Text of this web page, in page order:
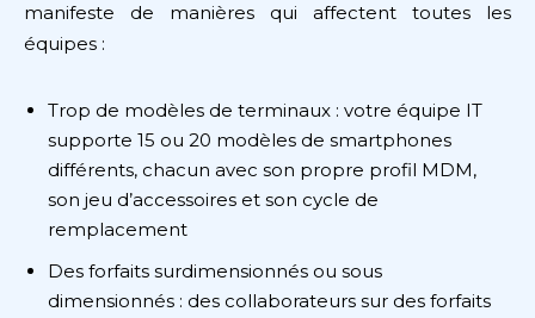
manifeste de manières qui affectent toutes les
équipes :
Trop de modèles de terminaux : votre équipe IT
supporte 15 ou 20 modèles de smartphones
différents, chacun avec son propre profil MDM,
son jeu d’accessoires et son cycle de
remplacement
Des forfaits surdimensionnés ou sous
dimensionnés : des collaborateurs sur des forfaits